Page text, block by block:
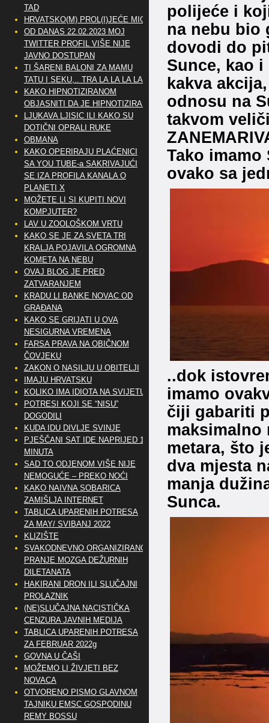
polijeće i
na nebu bio
dovodi do
Sunce, kao
kakva
odnosu na
takvom
Tako
ovako sa
..dok
imamo
čiji gabariti
maksimalno
metara, što
dva mjesta
manja
Sunca.
TAD
HRVATSKO(M) PROL(I)JEĆE MIG
OD DANAS 22.02.2023 MOJ
TWITTER PROFIL VIŠE NIJE
JAVNO DOSTUPAN
TI ŠARENI BALONI ZA MAMU
TATU I SEKU,.. TRA LA LA LA LA
KAKO HIPNOTIZIRANOM
OBJASNITI DA JE HIPNOTIZIRAN
LJUKAVA LJISIC ILI KAKO SU
DOTIČNI OPRALI RUKE
OBMANA
KAKO OPERIRAJU PLAĆENICI
SA YOU TUBE-a SAKRIVAJUĆI
SE IZA PROFILA KANALA O
PLANETI X
MOŽETE LI SI KUPITI NOVI
KOMPJUTER?
LAV U ZOOLOŠKOM VRTU
KAKO SE JE ZA SVETA TRI
KRALJA POJAVILA OGROMNA
KOMETA NA NEBU
OVAJ BLOG JE PRED
ZATVARANJEM
KRADU LI BANKE NOVAC OD
GRAĐANA
KAKO SE GRIJATI U OVA
NESIGURNA VREMENA
FARSA PRAVA NA OBIČNOM
ČOVJEKU
ZAKON O NASILJU U OBITELJI
IMAJU HRVATSKU
KOLIKO IMA IDIOTA NA SVIJETU?
POTRESI KOJI SE “NISU”
DOGODILI
KUDA IDU DIVLJE SVINJE
PJEŠČANI SAT IDE NAPRIJED 10
MINUTA
SAD TO ODJENOM VIŠE NIJE
NEMOGUĆE – PREKO NOĆI
KAKO NAIVNA SOBARICA
ZAMIŠLJA INTERNET
TABLICA UPARENIH POTRESA
ZA MAY/ SVIBANJ 2022
KLIZIŠTE
SVAKODNEVNO ORGANIZIRANO
PRANJE MOZGA DEŽURNIH
DILETANATA
HAKIRANI DRON ILI SLUČAJNI
PROLAZNIK
(NE)SLUČAJNA NACISTIČKA
CENZURA JAVNIH MEDIJA
TABLICA UPARENIH POTRESA
ZA FEBRUAR 2022g
GOVNA U ČAŠI
MOŽEMO LI ŽIVJETI BEZ
NOVACA
OTVORENO PISMO GLAVNOM
TAJNIKU EMSC GOSPODINU
REMY BOSSU